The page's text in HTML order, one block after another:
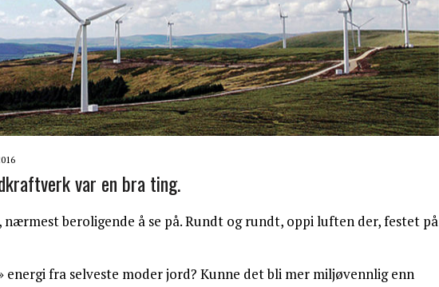
var en bra ting.
beroligende å se på. Rundt og rundt, oppi luften der, festet på
energi fra selveste moder jord? Kunne det bli mer miljøvennlig enn